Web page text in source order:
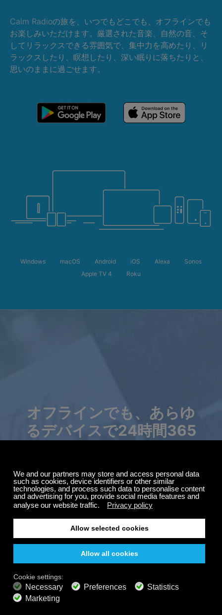
フ。
無料
200以上のチャンネル 終わりのないリスニング
無料で聴く
800以上の音楽チャンネル
広告なしの音楽
サウンドスケープミキサー
拡張プレイリスト
Calm Radioの旅を、いつでもどこでも、オフラインでも
お楽しみいただけます。厳選された音楽、自然の音、そ
してリラックスできる雰囲気で、集中力を高めたり、リ
ラックスしたり、瞑想したり、深い眠りに落ちたりと、
思いのままに過ごせます。
Windows macOS Android iOS Alexa
Sonos
Apple TV 4
Roku
オフラインでも、あらゆ
るデバイスで24時間365
Calm Radioの旅を、いつでもどこでも、オフラインで
もお楽しみいただけます。厳選された音楽、自然の
たり、リラックスしたり、瞑想したり、深い眠りに落
ちたりと、思いのままに過ごせます。